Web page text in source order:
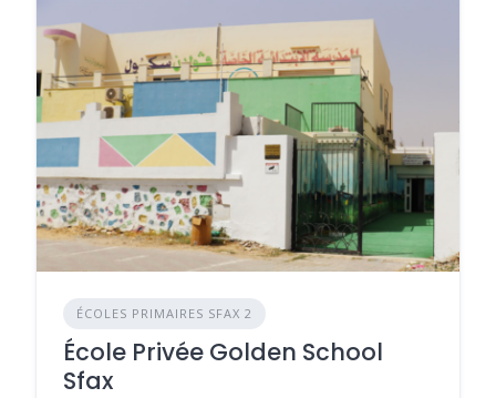
ÉCOLES PRIMAIRES SFAX 2
École Privée Golden School
Sfax